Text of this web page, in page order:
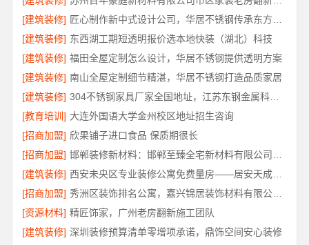
[建筑装修]
[建筑装修] 东西湖工期短透明报价选本地快装（湖北）科技
[建筑装修] 福田全屋定制怎么设计，华居不锈钢提供透明方案
[建筑装修] 南山全屋定制细节精湛，华居不锈钢打造品质家居
[建筑装修]
304不锈钢家具厂家全国地址，江苏东钢金属科技有限公司
[教育培训] 大连外国语大学金州校区地址招生咨询
[招商加盟] 欣果铺子进口食品 保质期很长
[招商加盟]
[建筑装修]
西安未央区专业装修公寓免费量房——居安天成（西安）建筑工程有限责任公司
[招商加盟]
秀洲区装饰排名公寓，嘉兴锦居装饰材料有限公司品质交付
[资源材料] 精匠饰家，广州老房翻新施工团队
[建筑装修] 深圳装修预算清单零增项承诺，鼎饰空间安心装修